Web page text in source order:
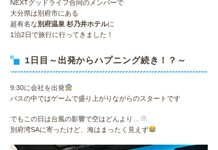
NEXTグッドライフ合同のメンバーで
大分県は別府市にある
超有名な別府温泉 杉乃井ホテルに
1泊2日で旅行に行ってきました！
1日目～出発からハプニング続き！？～
9:30に会社を出発
バスの中ではゲームで盛り上がりながらのスタートです
でもこの日は台風の影響で空はどんより…
別府湾SAに寄ったけど、海はまったく見えず